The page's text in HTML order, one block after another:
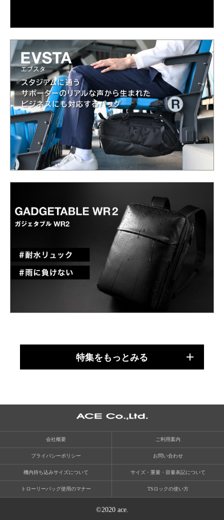
特集をもっとみる
会社概要 ご利用案内
プライバシーポリシー お問い合わせ
機内持ち込みサイズについて サイズ・重量・容量表記について
トローリーバッグ使用のマナー TSロックの使い方
©2020 ace.